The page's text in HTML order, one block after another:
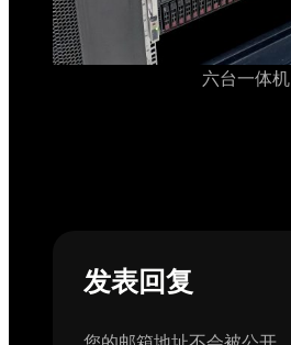
六台一体机
发表回复